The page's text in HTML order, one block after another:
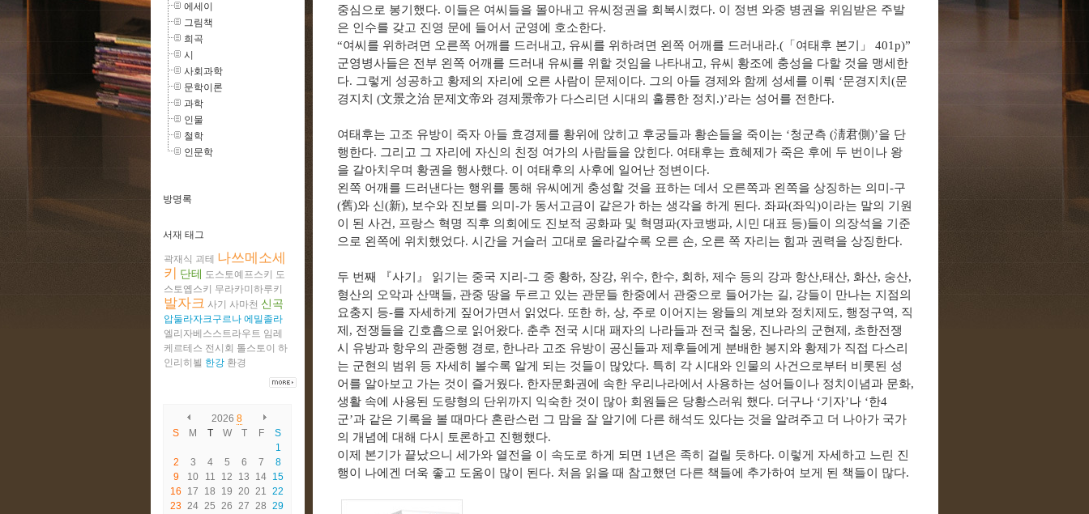
중심으로 봉기했다. 이들은 여씨들을 몰아내고 유씨정권을 회복시켰다. 이 정변 와중 병권을 위임받은 주발
은 인수를 갖고 진영 문에 들어서 군영에 호소한다.
“여씨를 위하려면 오른쪽 어깨를 드러내고, 유씨를 위하려면 왼쪽 어깨를 드러내라.( 「 여태후 본기 」 401p)”
군영병사들은 전부 왼쪽 어깨를 드러내 유씨를 위할 것임을 나타내고, 유씨 황조에 충성을 다할 것을 맹세한
다. 그렇게 성공하고 황제의 자리에 오른 사람이 문제이다. 그의 아들 경제와 함께 성세를 이뤄 ‘문경지치 (문
경지치 (文景之治 문제 文帝와 경제 景帝가 다스리던 시대의 훌륭한 정치 .)’라는 성어를 전한다.
여태후는 고조 유방이 죽자 아들 효경제를 황위에 앉히고 후궁들과 황손들을 죽이는 ‘청군측 (淸君側)’을 단
행한다. 그리고 그 자리에 자신의 친정 여가의 사람들을 앉힌다. 여태후는 효혜제가 죽은 후에 두 번이나 왕
을 갈아치우며 황권을 행사했다. 이 여태후의 사후에 일어난 정변이다.
왼쪽 어깨를 드러낸다는 행위를 통해 유씨에게 충성할 것을 표하는 데서 오른쪽과 왼쪽을 상징하는 의미 -구
(舊)와 신(新), 보수와 진보를 의미 -가 동서고금이 같은가 하는 생각을 하게 된다. 좌파(좌익)이라는 말의 기원
이 된 사건, 프랑스 혁명 직후 의회에도 진보적 공화파 및 혁명파(자코뱅파, 시민 대표 등)들이 의장석을 기준
으로 왼쪽에 위치했었다. 시간을 거슬러 고대로 올라갈수록 오른 손, 오른 쪽 자리는 힘과 권력을 상징한다.
두 번째 『사기 』 읽기는 중국 지리 -그 중 황하, 장강, 위수, 한수, 회하, 제수 등의 강과 항산,태산, 화산, 숭산,
형산의 오악과 산맥들, 관중 땅을 두르고 있는 관문들 한중에서 관중으로 들어가는 길, 강들이 만나는 지점의
요충지 등-를 자세하게 짚어가면서 읽었다. 또한 하, 상, 주로 이어지는 왕들의 계보와 정치제도, 행정구역, 직
제 , 전쟁들을 긴호흡으로 읽어왔다. 춘추 전국 시대 패자의 나라들과 전국 칠웅, 진나라의 군현제 , 초한전쟁
시 유방과 항우의 관중행 경로, 한나라 고조 유방이 공신들과 제후들에게 분배한 봉지와 황제가 직접 다스리
는 군현의 범위 등 자세히 볼수록 알게 되는 것들이 많았다. 특히 각 시대와 인물의 사건으로부터 비롯된 성
어를 알아보고 가는 것이 즐거웠다. 한자문화권에 속한 우리나라에서 사용하는 성어들이나 정치이념과 문화,
생활 속에 사용된 도량형의 단위까지 익숙한 것이 많아 회원들은 당황스러워 했다. 더구나 ‘기자’나 ‘한4
군’과 같은 기록을 볼 때마다 혼란스런 그 맘을 잘 알기에 다른 해석도 있다는 것을 알려주고 더 나아가 국가
의 개념에 대해 다시 토론하고 진행했다.
이제 본기가 끝났으니 세가와 열전을 이 속도로 하게 되면 1년은 족히 걸릴 듯하다. 이렇게 자세하고 느린 진
행이 나에겐 더욱 좋고 도움이 많이 된다. 처음 읽을 때 참고했던 다른 책들에 추가하여 보게 된 책들이 많다.
에세이
그림책
희곡
시
사회과학
문학이론
과학
인물
철학
인문학
방명록
서재 태그
곽재식 괴테 나쓰메소세
키 단테 도스토예프스키
도
스토옙스키
무라카미하루키
발자크 사기 사마천 신곡
압둘라자크구르나 에밀졸라
엘리자베스스트라우트 임레
케르테스 전시회 톨스토이 하
인리히뵐 한강 환경
2026 8
S
M T W T F
S
1
2
3 4 5 6 7
8
9
10 11 12 13 14 15
16
17 18 19 20 21 22
23 24 25 26 27 28 29